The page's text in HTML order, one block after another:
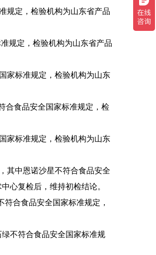
定，检验机构为山东省产品
规定，检验机构为山东省产品
家标准规定，检验机构为山东
食品安全国家标准规定，检
家标准规定，检验机构为山东
中恩诺沙星不符合食品安全
心复检后，维持初检结论。
合食品安全国家标准规定，
不符合食品安全国家标准规